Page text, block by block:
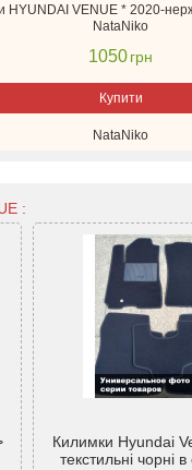
HYUNDAI VENUE * 2020-
NataNiko
1050грн
Купити
NataNiko
:
Килимки Hyundai
текстильні чорні